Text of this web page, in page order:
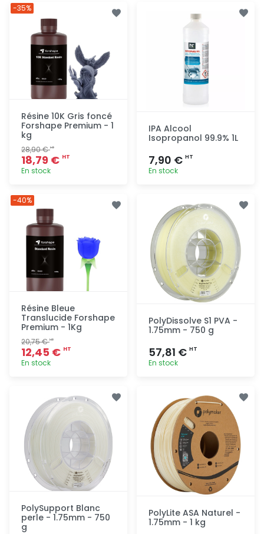
Résine 10K Gris foncé
Forshape Premium - 1
kg
28,90 €HT
18,79 € HT
En stock
-35%
IPA Alcool
Isopropanol 99.9% 1L
7,90 € HT
En stock
rapide
Résine Bleue
Translucide Forshape
Premium - 1Kg
20,75 €HT
12,45 € HT
En stock
rapide
-40%
PolyDissolve S1 PVA -
1.75mm - 750 g
57,81 € HT
En stock
rapide
PolySupport Blanc
perle - 1.75mm - 750
g
PolyLite ASA Naturel -
1.75mm - 1 kg